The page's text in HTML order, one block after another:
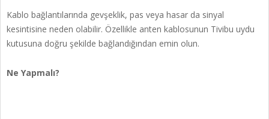
Kablo bağlantılarında gevşeklik, pas veya hasar da sinyal
kesintisine neden olabilir. Özellikle anten kablosunun Tivibu uydu
kutusuna doğru şekilde bağlandığından emin olun.
Ne Yapmalı?